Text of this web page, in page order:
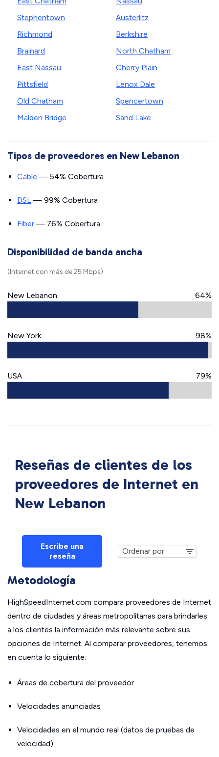
Stephentown
Richmond
Brainard
East Nassau
Pittsfield
Old Chatham
Malden Bridge
Austerlitz
Berkshire
North Chatham
Cherry Plain
Lenox Dale
Spencertown
Sand Lake
Tipos de proveedores en New Lebanon
Cable — 54% Cobertura
DSL — 99% Cobertura
Fiber — 76% Cobertura
Disponibilidad de banda ancha
(Internet con más de 25 Mbps)
New Lebanon 64%
New York 98%
USA 79%
Reseñas de clientes de los
proveedores de Internet en
New Lebanon
Escribe una
reseña
Metodología
HighSpeedInternet.com compara proveedores de Internet
dentro de ciudades y áreas metropolitanas para brindarles
a los clientes la información más relevante sobre sus
opciones de Internet. Al comparar proveedores, tenemos
en cuenta lo siguiente:
Áreas de cobertura del proveedor
Velocidades anunciadas
Velocidades en el mundo real (datos de pruebas de
velocidad)